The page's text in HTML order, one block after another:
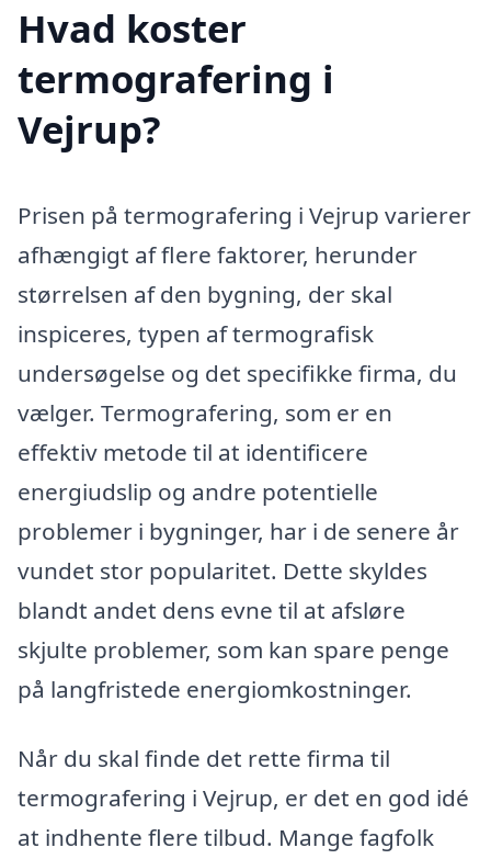
Hvad koster
termografering i
Vejrup?
Prisen på termografering i Vejrup varierer
afhængigt af flere faktorer, herunder
størrelsen af den bygning, der skal
inspiceres, typen af termografisk
undersøgelse og det specifikke firma, du
vælger. Termografering, som er en
effektiv metode til at identificere
energiudslip og andre potentielle
problemer i bygninger, har i de senere år
vundet stor popularitet. Dette skyldes
blandt andet dens evne til at afsløre
skjulte problemer, som kan spare penge
på langfristede energiomkostninger.
Når du skal finde det rette firma til
termografering i Vejrup, er det en god idé
at indhente flere tilbud. Mange fagfolk